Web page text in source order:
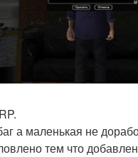
а маленькая не
тем что